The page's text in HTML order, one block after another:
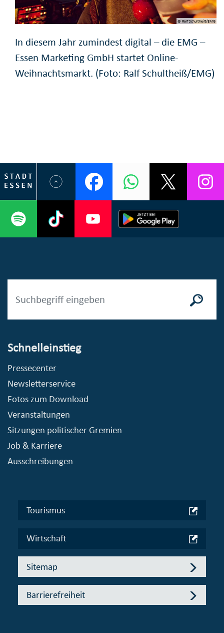
© Ralf Schultheiß/EMG
In diesem Jahr zumindest digital – die EMG –
Essen Marketing GmbH startet Online-
Weihnachtsmarkt. (Foto: Ralf Schultheiß/EMG)
Schnelleinstieg
Pressecenter
Newsletterservice
Fotos zum Download
Veranstaltungen
Sitzungen politischer Gremien
Job & Karriere
Ausschreibungen
Tourismus
Wirtschaft
Sitemap
Barrierefreiheit